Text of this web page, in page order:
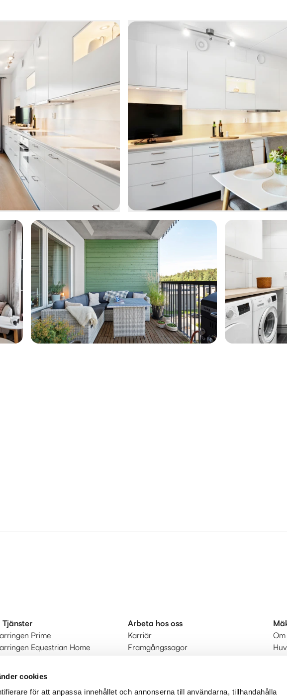
cookies
för att anpassa innehållet och annonserna till användarna, tillhandahålla
Tjänster
Prime
Equestrian Home
Arbeta hos oss
Karriär
Framgångssagor